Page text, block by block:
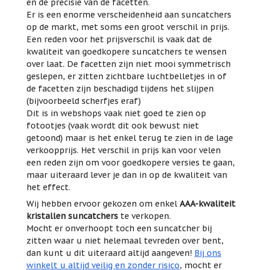
en de precisie van de facetten.
Er is een enorme verscheidenheid aan suncatchers
op de markt, met soms een groot verschil in prijs.
Een reden voor het prijsverschil is vaak dat de
kwaliteit van goedkopere suncatchers te wensen
over laat. De facetten zijn niet mooi symmetrisch
geslepen, er zitten zichtbare luchtbelletjes in of
de facetten zijn beschadigd tijdens het slijpen
(bijvoorbeeld scherfjes eraf)
Dit is in webshops vaak niet goed te zien op
fotootjes (vaak wordt dit ook bewust niet
getoond) maar is het enkel terug te zien in de lage
verkoopprijs. Het verschil in prijs kan voor velen
een reden zijn om voor goedkopere versies te gaan,
maar uiteraard lever je dan in op de kwaliteit van
het effect.
Wij hebben ervoor gekozen om enkel AAA-kwaliteit
kristallen suncatchers te verkopen.
Mocht er onverhoopt toch een suncatcher bij
zitten waar u niet helemaal tevreden over bent,
dan kunt u dit uiteraard altijd aangeven! Bij ons
winkelt u altijd veilig en zonder risico, mocht er